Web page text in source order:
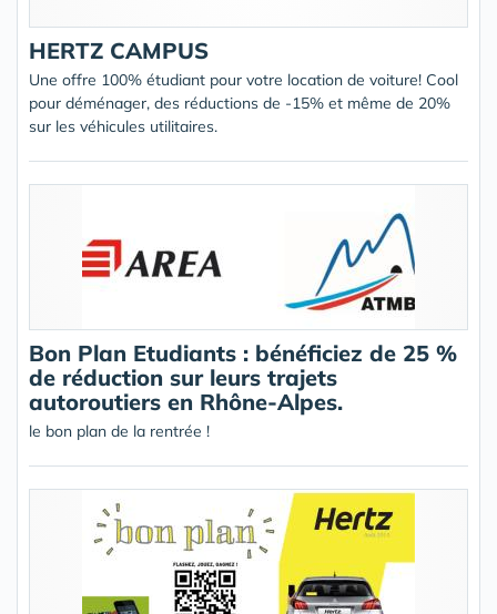
HERTZ CAMPUS
Une offre 100% étudiant pour votre location de voiture! Cool
pour déménager, des réductions de -15% et même de 20%
sur les véhicules utilitaires.
Bon Plan Etudiants : bénéficiez de 25 %
de réduction sur leurs trajets
autoroutiers en Rhône-Alpes.
le bon plan de la rentrée !